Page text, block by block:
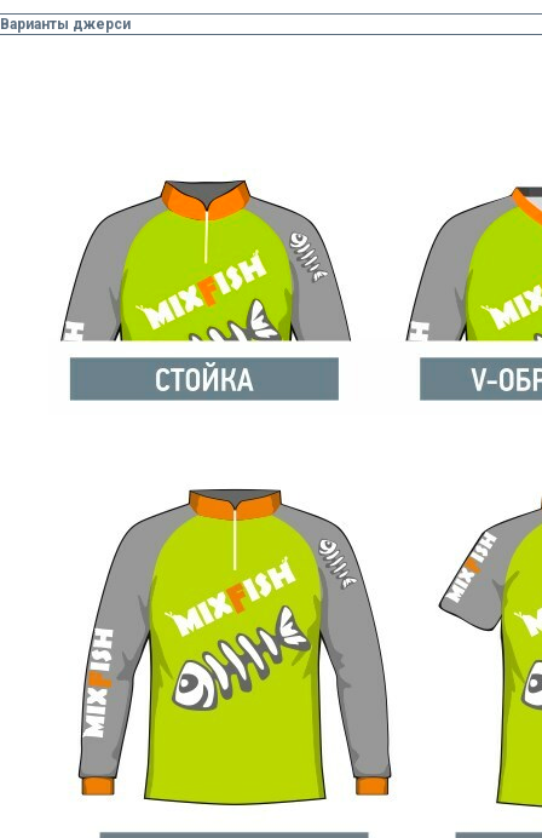
Варианты джерси